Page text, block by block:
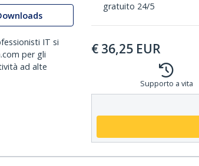
IT si
per gli
ad alte
gratuito 24/5
€ 36,25 EUR
Supporto a vita